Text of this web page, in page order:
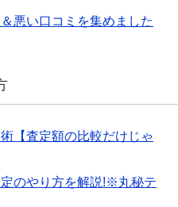
悪い口コミを集めました
【査定額の比較だけじゃ
のやり方を解説!※丸秘テ